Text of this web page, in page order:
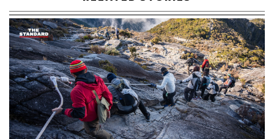
สมาธิ
การเดินในป่าหรือขึ้นเขา เราเหยียบย่ำลงไปบนพื้นดิน แผ่น
หินขรุขระ ข้ามลำธาร พื้นอาจมีกรวดทราย ไม่ราบเรียบ
เหมือนเดินในห้าง บางครั้งเดินลงเขา แต่ละย่างเท้าก้าวก็ต้อง
ระวังตัวมาก เพราะการเกิดอุบัติเหตุในป่าหรือบนเขา เป็น
เรื่องอันตราย และลำบากเพื่อนร่วมทางมาก ดังนั้นการเดิน